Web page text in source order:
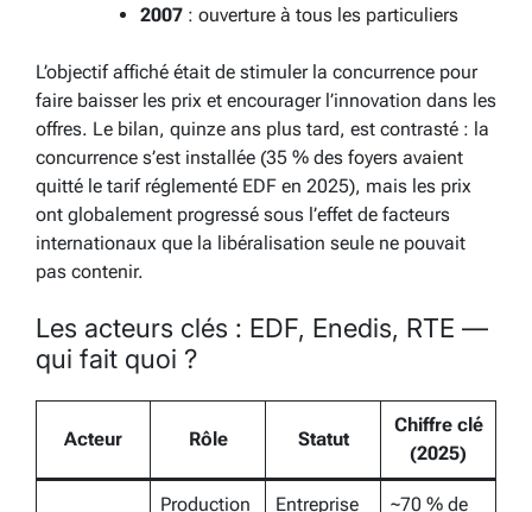
2007 : ouverture à tous les particuliers
L’objectif affiché était de stimuler la concurrence pour
faire baisser les prix et encourager l’innovation dans les
offres. Le bilan, quinze ans plus tard, est contrasté : la
concurrence s’est installée (35 % des foyers avaient
quitté le tarif réglementé EDF en 2025), mais les prix
ont globalement progressé sous l’effet de facteurs
internationaux que la libéralisation seule ne pouvait
pas contenir.
Les acteurs clés : EDF, Enedis, RTE —
qui fait quoi ?
Acteur Rôle Statut
Chiffre clé
(2025)
Production Entreprise ~70 % de